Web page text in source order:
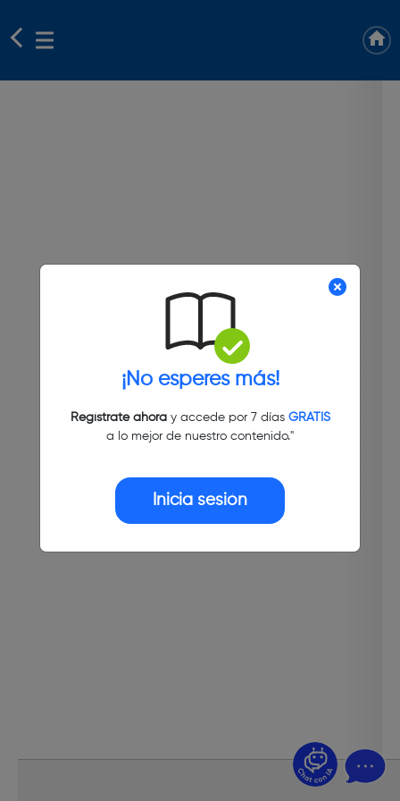
¡No esperes más!
Regístrate ahoray accede por 7 días GRATIS
a lo mejor de nuestro contenido."
Inicia sesión